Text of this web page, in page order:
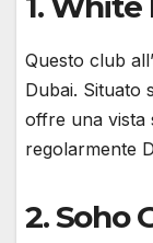
Questo club
Dubai. Situato
offre una vista
regolarmente
2.Soho